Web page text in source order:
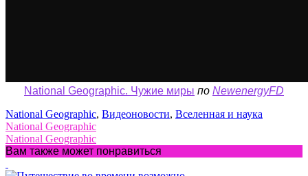
National Geographic. Чужие миры по NewenergyFD
National Geographic, Видеоновости, Вселенная и наука
National Geographic
National Geographic
Вам также может понравиться